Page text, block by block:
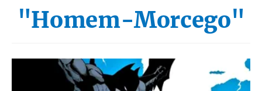
"Homem-Morcego"